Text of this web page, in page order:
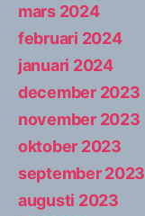
mars 2024
februari 2024
januari 2024
december 2023
november 2023
oktober 2023
september 2023
augusti 2023